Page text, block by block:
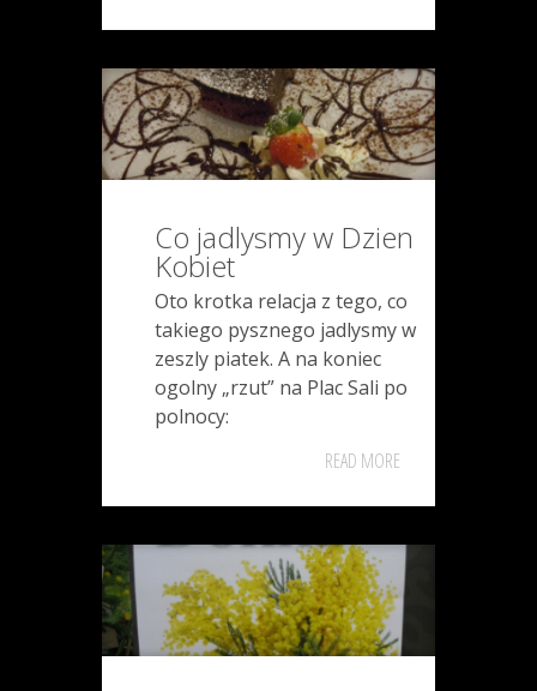
Co jadlysmy w Dzien
Kobiet
Oto krotka relacja z tego, co
takiego pysznego jadlysmy w
zeszly piatek. A na koniec
ogolny „rzut” na Plac Sali po
polnocy:
READ MORE